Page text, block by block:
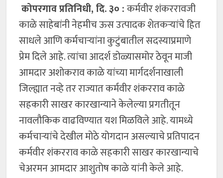
कोपरगाव प्रतिनिधी, दि. ३० :कर्मवीर शंकररावजी
काळे साहेबांनी नेहमीच ऊस उत्पादक शेतकऱ्यांचे हित
साधले आणि कर्मचाऱ्यांना कुटुंबातील सदस्याप्रमाणे
प्रेम दिले आहे. त्यांचा आदर्श डोळ्यासमोर ठेवून माजी
आमदार अशोकराव काळे यांच्या मार्गदर्शनाखाली
जिल्ह्यात नव्हे तर राज्यात कर्मवीर शंकरराव काळे
सहकारी साखर कारखान्याने केलेल्या प्रगतीतून
नावलौकिक वाढविण्यात यश मिळविले आहे. यामध्ये
कर्मचाऱ्यांचे देखील मोठे योगदान असल्याचे प्रतिपादन
कर्मवीर शंकरराव काळे सहकारी साखर कारखान्याचे
चेअरमन आमदार आशुतोष काळे यांनी केले आहे.